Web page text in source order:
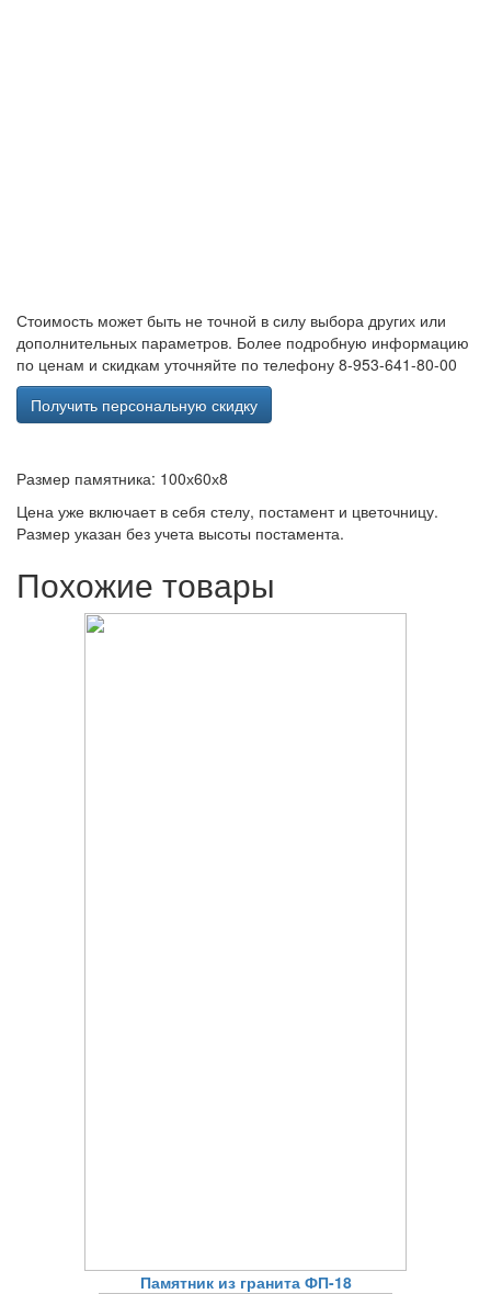
Стоимость может быть не точной в силу выбора других или
дополнительных параметров. Более подробную информацию
по ценам и скидкам уточняйте по телефону 8-953-641-80-00
Получить персональную скидку
Размер памятника: 100х60х8
Цена уже включает в себя стелу, постамент и цветочницу.
Размер указан без учета высоты постамента.
Похожие товары
Памятник из гранита ФП-18